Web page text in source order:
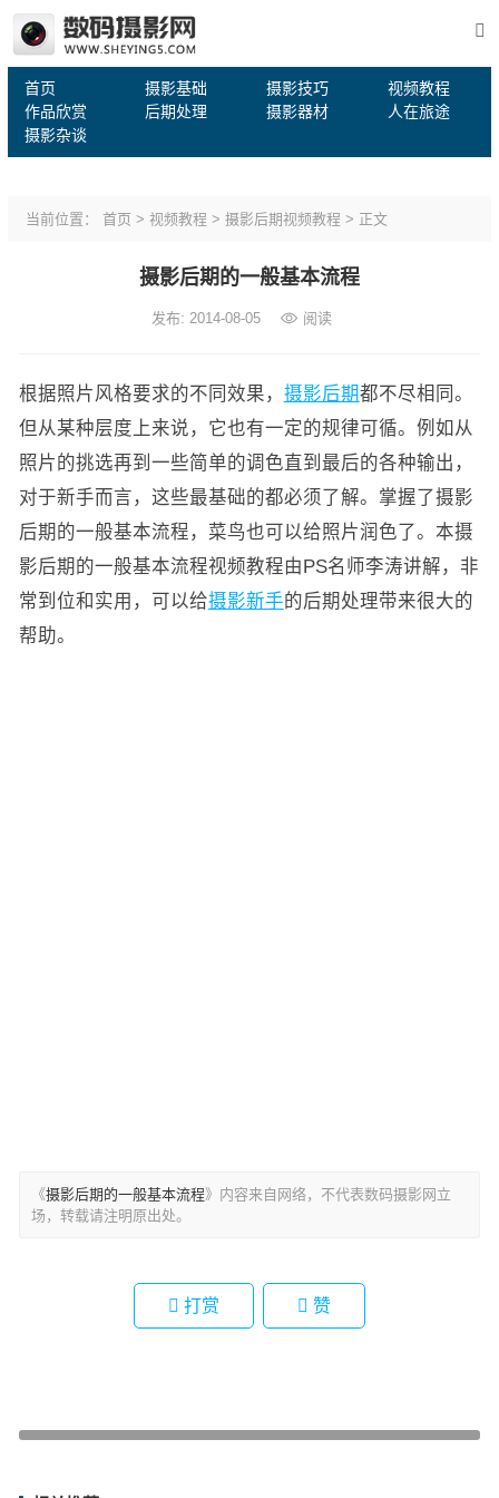
首页 摄影基础 摄影技巧
视频教程
作品欣赏
后期处理 摄影器材
人在旅途
摄影杂谈
当前位置： 首页 > 视频教程 > 摄影后期视频教程 > 正文
摄影后期的一般基本流程
发布: 2014-08-05 阅读
根据照片风格要求的不同效果， 摄影后期都不尽相同。
但从某种层度上来说，它也有一定的规律可循。例如从
照片的挑选再到一些简单的调色直到最后的各种输出，
对于新手而言，这些最基础的都必须了解。掌握了摄影
后期的一般基本流程，菜鸟也可以给照片润色了。本摄
影后期的一般基本流程视频教程由PS名师李涛讲解，非
常到位和实用，可以给摄影新手的后期处理带来很大的
帮助。
《摄影后期的一般基本流程》内容来自网络，不代表数码摄影网立
场，转载请注明原出处。
打赏 赞